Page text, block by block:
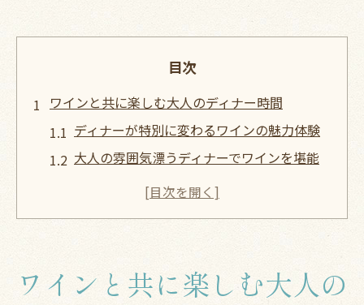
目次
ワインと共に楽しむ大人のディナー時間
ディナーが特別に変わるワインの魅力体験
大人の雰囲気漂うディナーでワインを堪能
ディナーとワインで贅沢なひとときを演出
ー
ワインと共に楽しむ大人の